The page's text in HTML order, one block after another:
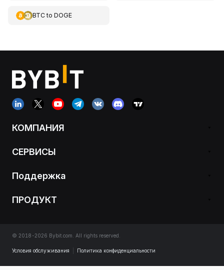
BTCto DOGE
КОМПАНИЯ
СЕРВИСЫ
Поддержка
ПРОДУКТ
© 2018-2026 Bybit.com. All rights reserved.
Условия обслуживания Политика конфиденциальности